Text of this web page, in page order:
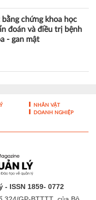
bằng chứng khoa học
đoán và điều trị bệnh
- gan mật
NHÂN VẬT
DOANH NGHIỆP
ISSN 1859- 0772